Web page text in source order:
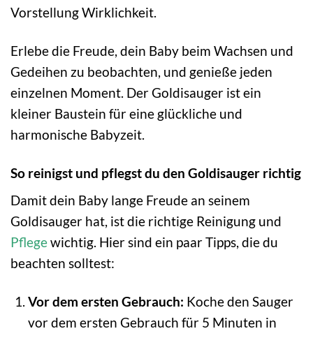
Vorstellung Wirklichkeit.
Erlebe die Freude, dein Baby beim Wachsen und
Gedeihen zu beobachten, und genieße jeden
einzelnen Moment. Der Goldisauger ist ein
kleiner Baustein für eine glückliche und
harmonische Babyzeit.
So reinigst und pflegst du den Goldisauger richtig
Damit dein Baby lange Freude an seinem
Goldisauger hat, ist die richtige Reinigung und
Pflegewichtig. Hier sind ein paar Tipps, die du
beachten solltest:
Vor dem ersten Gebrauch: Koche den Sauger
vor dem ersten Gebrauch für 5 Minuten in